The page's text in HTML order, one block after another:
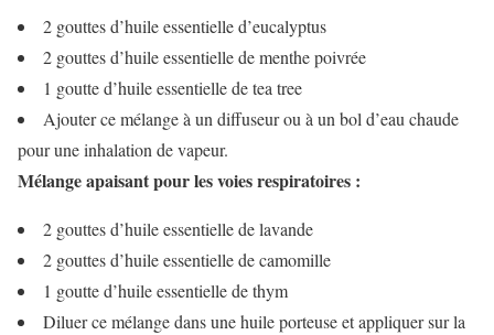
2 gouttes d’huile essentielle d’eucalyptus
2 gouttes d’huile essentielle de menthe poivrée
1 goutte d’huile essentielle de tea tree
Ajouter ce mélange à un diffuseur ou à un bol d’eau chaude
pour une inhalation de vapeur.
Mélange apaisant pour les voies respiratoires :
2 gouttes d’huile essentielle de lavande
2 gouttes d’huile essentielle de camomille
1 goutte d’huile essentielle de thym
Diluer ce mélange dans une huile porteuse et appliquer sur la